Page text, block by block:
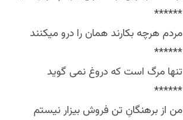
******
مردم هرچه بکارند همان را درو میکنند
******
تنها مرگ است که دروغ نمی گوید
******
من از برهنگانِ تن فروش بیزار نیستم